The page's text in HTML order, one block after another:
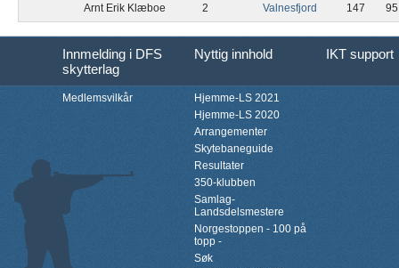
Arnt Erik Klæboe 2 Valnesfjord 147 95
Innmelding i DFS
skytterlag
Nyttig innhold IKT support
Medlemsvilkår
Hjemme-LS 2021
Hjemme-LS 2020
Arrangementer
Skytebaneguide
Resultater
350-klubben
Samlag-
Landsdelsmestere
Norgestoppen - 100 på
topp -
Søk